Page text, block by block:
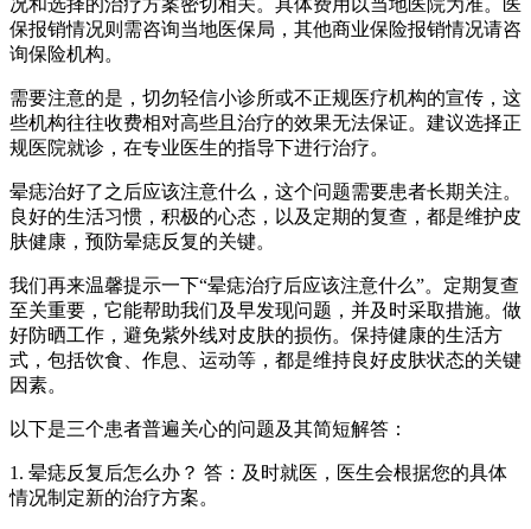
保报销情况则需咨询当地医保局，其他商业保险报销情况请咨
询保险机构。
需要注意的是，切勿轻信小诊所或不正规医疗机构的宣传，这
些机构往往收费相对高些且治疗的效果无法保证。建议选择正
规医院就诊，在专业医生的指导下进行治疗。
晕痣治好了之后应该注意什么，这个问题需要患者长期关注。
良好的生活习惯，积极的心态，以及定期的复查，都是维护皮
肤健康，预防晕痣反复的关键。
我们再来温馨提示一下“晕痣治疗后应该注意什么”。定期复查
至关重要，它能帮助我们及早发现问题，并及时采取措施。做
好防晒工作，避免紫外线对皮肤的损伤。保持健康的生活方
式，包括饮食、作息、运动等，都是维持良好皮肤状态的关键
因素。
以下是三个患者普遍关心的问题及其简短解答：
1. 晕痣反复后怎么办？ 答：及时就医，医生会根据您的具体
情况制定新的治疗方案。